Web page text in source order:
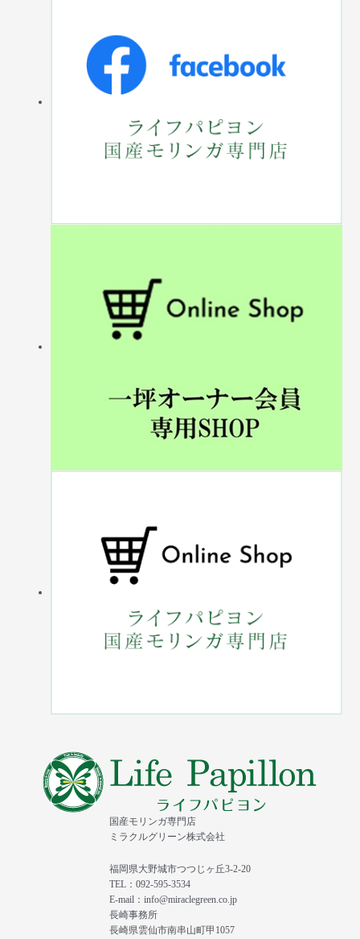
国産モリンガ専門店
ミラクルグリーン株式会社
福岡県大野城市つつじヶ丘3-2-20
TEL：092-595-3534
E-mail：info@miraclegreen.co.jp
長崎事務所
長崎県雲仙市南串山町甲1057